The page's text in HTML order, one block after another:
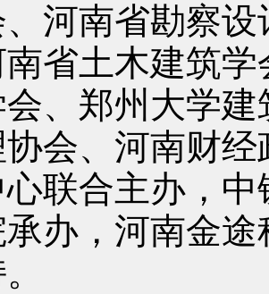
河南省勘察
省土木建筑
、郑州大学
会、河南财
联合主办，
办，河南金